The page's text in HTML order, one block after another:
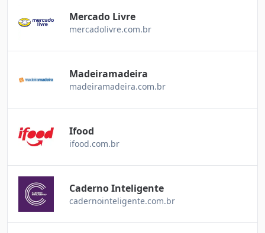
Mercado Livre
mercadolivre.com.br
Madeiramadeira
madeiramadeira.com.br
Ifood
ifood.com.br
Caderno Inteligente
cadernointeligente.com.br